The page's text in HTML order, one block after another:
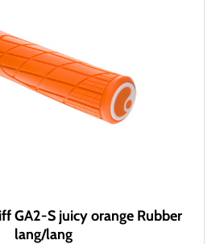
GA2-S juicy orange Rubber
lang/lang